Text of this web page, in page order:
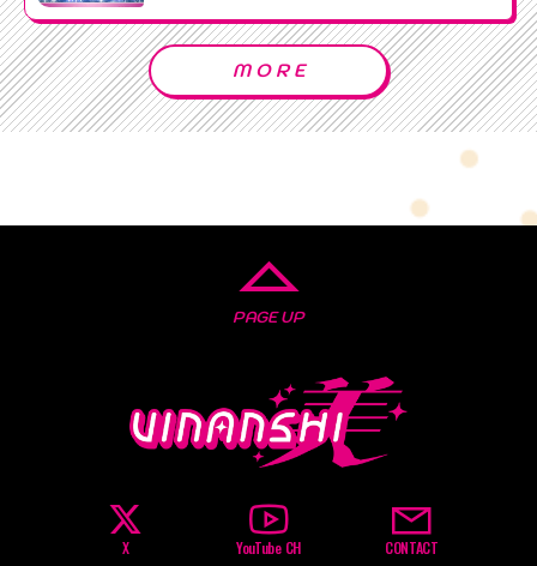
MORE
PAGE UP
X YouTube CH CONTACT